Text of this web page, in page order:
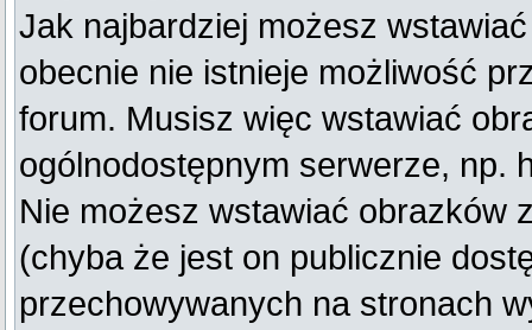
Jak najbardziej możesz
obecnie nie istnieje możliwość
forum. Musisz więc wstawiać
ogólnodostępnym serwerze, np.
Nie możesz wstawiać obrazków
(chyba że jest on publicznie
przechowywanych na stronach